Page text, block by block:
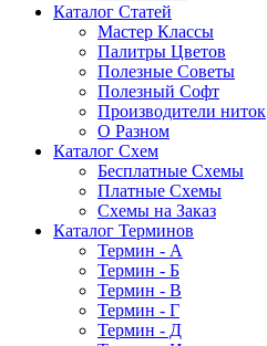
Каталог Статей
Мастер Классы
Палитры Цветов
Полезные Советы
Полезный Софт
Производители ниток
О Разном
Каталог Схем
Бесплатные Схемы
Платные Схемы
Схемы на Заказ
Каталог Терминов
Термин - А
Термин - Б
Термин - В
Термин - Г
Термин - Д